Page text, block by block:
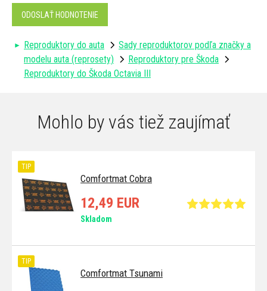
ODOSLAŤ HODNOTENIE
Reproduktory do auta
Sady reproduktorov podľa značky a
modelu auta (reprosety)
Reproduktory pre Škoda
Reproduktory do Škoda Octavia III
Mohlo by vás tiež zaujímať
Comfortmat Cobra
TIP
12,49 EUR
Skladom
Comfortmat Tsunami
TIP